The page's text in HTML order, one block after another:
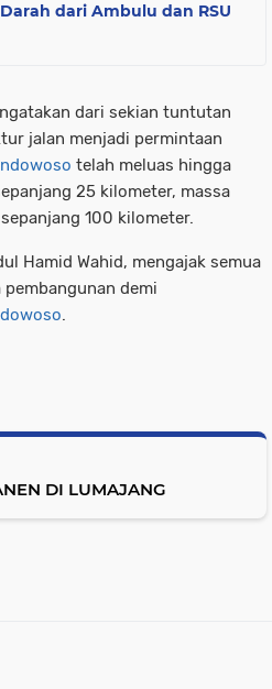
dari Ambulu dan RSU
dari sekian tuntutan
jalan menjadi permintaan
telah meluas hingga
25 kilometer, massa
100 kilometer.
Hamid Wahid, mengajak semua
demi
.
DI LUMAJANG